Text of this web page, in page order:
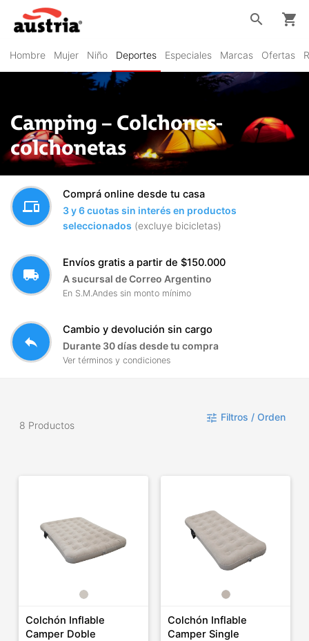
Hombre Mujer Niño Deportes Especiales Marcas Ofertas
search shopping_cart
Camping – Colchones-
colchonetas
devices
Comprá online desde tu casa
3 y 6 cuotas sin interés en productos
seleccionados (excluye bicicletas)
local_shipping
Envíos gratis a partir de $150.000
A sucursal de Correo Argentino
En S.M.Andes sin monto mínimo
reply
Cambio y devolución sin cargo
Durante 30 días desde tu compra
Ver términos y condiciones
8 Productos
tune Filtros / Orden
Colchón Inflable
Camper Doble
Colchón Inflable
Camper Single